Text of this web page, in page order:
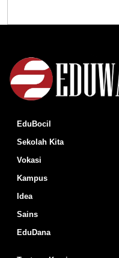
EduBocil
Sekolah Kita
Vokasi
Kampus
Idea
Sains
EduDana